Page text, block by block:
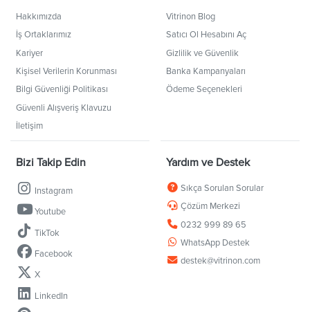
Hakkımızda
İş Ortaklarımız
Kariyer
Kişisel Verilerin Korunması
Bilgi Güvenliği Politikası
Güvenli Alışveriş Klavuzu
İletişim
Vitrinon Blog
Satıcı Ol Hesabını Aç
Gizlilik ve Güvenlik
Banka Kampanyaları
Ödeme Seçenekleri
Bizi Takip Edin
Instagram
Youtube
TikTok
Facebook
X
LinkedIn
Yardım ve Destek
Sıkça Sorulan Sorular
Çözüm Merkezi
0232 999 89 65
WhatsApp Destek
destek@vitrinon.com